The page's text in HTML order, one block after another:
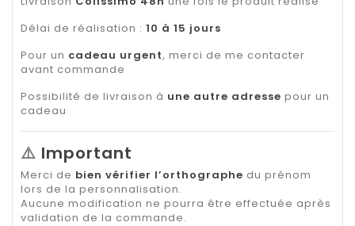
Délai de réalisation : 10 à 15 jours
Pour un cadeau urgent, merci de me contacter
avant commande
Possibilité de livraison à une autre adresse pour un
cadeau
⚠️ Important
Merci de bien vérifier l’orthographe du prénom
lors de la personnalisation.
Aucune modification ne pourra être effectuée après
validation de la commande.